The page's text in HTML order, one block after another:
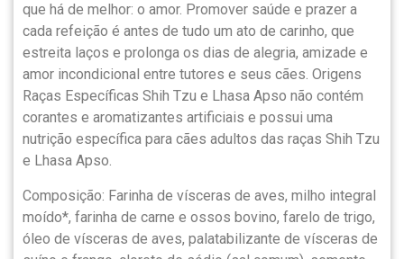
que há de melhor: o amor. Promover saúde e prazer a
cada refeição é antes de tudo um ato de carinho, que
estreita laços e prolonga os dias de alegria, amizade e
amor incondicional entre tutores e seus cães. Origens
Raças Específicas Shih Tzu e Lhasa Apso não contém
corantes e aromatizantes artificiais e possui uma
nutrição específica para cães adultos das raças Shih Tzu
e Lhasa Apso.
Composição: Farinha de vísceras de aves, milho integral
moído*, farinha de carne e ossos bovino, farelo de trigo,
óleo de vísceras de aves, palatabilizante de vísceras de